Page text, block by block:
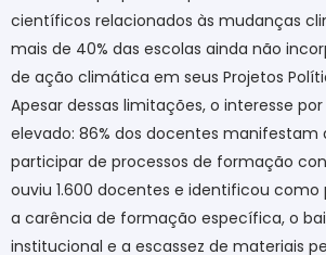
científicos relacionados às mudanças
mais de 40% das escolas ainda não
de ação climática em seus Projetos
Apesar dessas limitações, o interesse
elevado: 86% dos docentes manifestam
participar de processos de formação
ouviu 1.600 docentes e identificou como
a carência de formação específica, o
institucional e a escassez de materiais